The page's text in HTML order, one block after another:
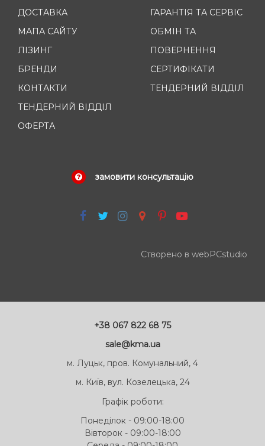
ДОСТАВКА
МАПА САЙТУ
ЛІЗИНГ
БРЕНДИ
КОНТАКТИ
ТЕНДЕРНИЙ ВІДДІЛ
ОФЕРТА
ГАРАНТІЯ ТА СЕРВІС
ОБМІН ТА
ПОВЕРНЕННЯ
СЕРТИФІКАТИ
ТЕНДЕРНИЙ ВІДДІЛ
замовити консультацію
Створено в webPCstudio
+38 067 822 68 75
sale@kma.ua
м. Луцьк, пров. Комунальний, 4
м. Київ, вул. Козелецька, 24
Графік роботи:
Понеділок - 09:00-18:00
Вівторок - 09:00-18:00